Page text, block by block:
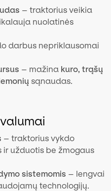
– traktorius veikia
nuolatinės
darbus nepriklausomai
– mažina kuro, trąšų
sąnaudas.
– traktorius vykdo
užduotis be žmogaus
sistemomis – lengvai
technologijų.